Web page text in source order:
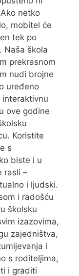
netko
mobitel će
tek po
Naša škola
prekrasnom
nudi brojne
uređeno
ove godine
Koristite
s
biste i u
rasli –
i ljudski.
i radošću
školsku
izazovima,
zajedništva,
i
s roditeljima,
i graditi